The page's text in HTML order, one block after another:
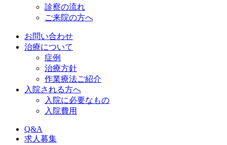
診察の流れ
ご来院の方へ
お問い合わせ
治療について
症例
治療方針
作業療法ご紹介
入院される方へ
入院に必要なもの
入院費用
Q&A
求人募集